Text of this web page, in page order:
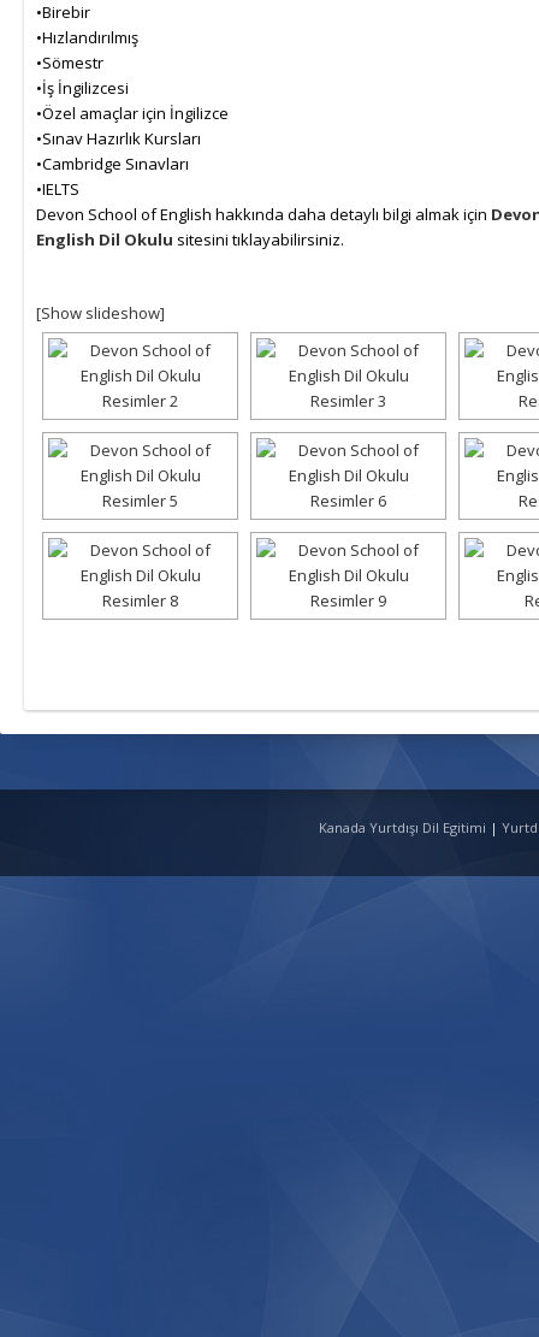
•Birebir
•Hızlandırılmış
•Sömestr
•İş İngilizcesi
•Özel amaçlar için İngilizce
•Sınav Hazırlık Kursları
•Cambridge Sınavları
•IELTS
Devon School of English hakkında daha detaylı bilgi almak için
English Dil Okulu sitesini tıklayabilirsiniz.
[Show slideshow]
Kanada Yurtdışı Dil Egitimi |